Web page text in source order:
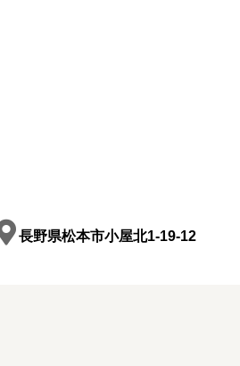
長野県松本市小屋北1-19-12